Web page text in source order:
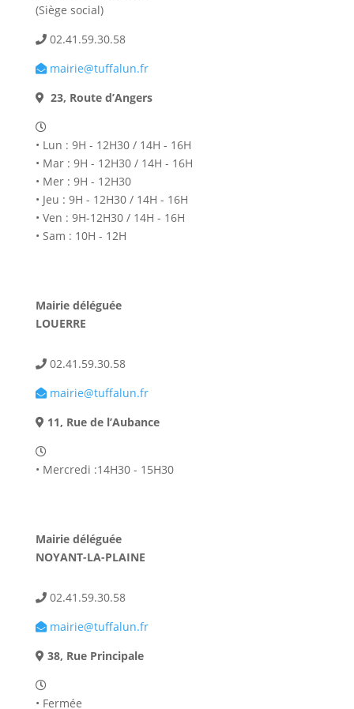
(Siège social)
02.41.59.30.58
mairie@tuffalun.fr
23, Route d’Angers
• Lun : 9H - 12H30 / 14H - 16H
• Mar : 9H - 12H30 / 14H - 16H
• Mer : 9H - 12H30
• Jeu : 9H - 12H30 / 14H - 16H
• Ven : 9H-12H30 / 14H - 16H
• Sam : 10H - 12H
Mairie déléguée
LOUERRE
02.41.59.30.58
mairie@tuffalun.fr
11, Rue de l’Aubance
• Mercredi :14H30 - 15H30
Mairie déléguée
NOYANT-LA-PLAINE
02.41.59.30.58
mairie@tuffalun.fr
38, Rue Principale
• Fermée